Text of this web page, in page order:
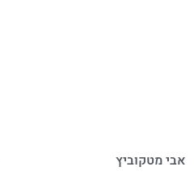
אבי מטקוביץ